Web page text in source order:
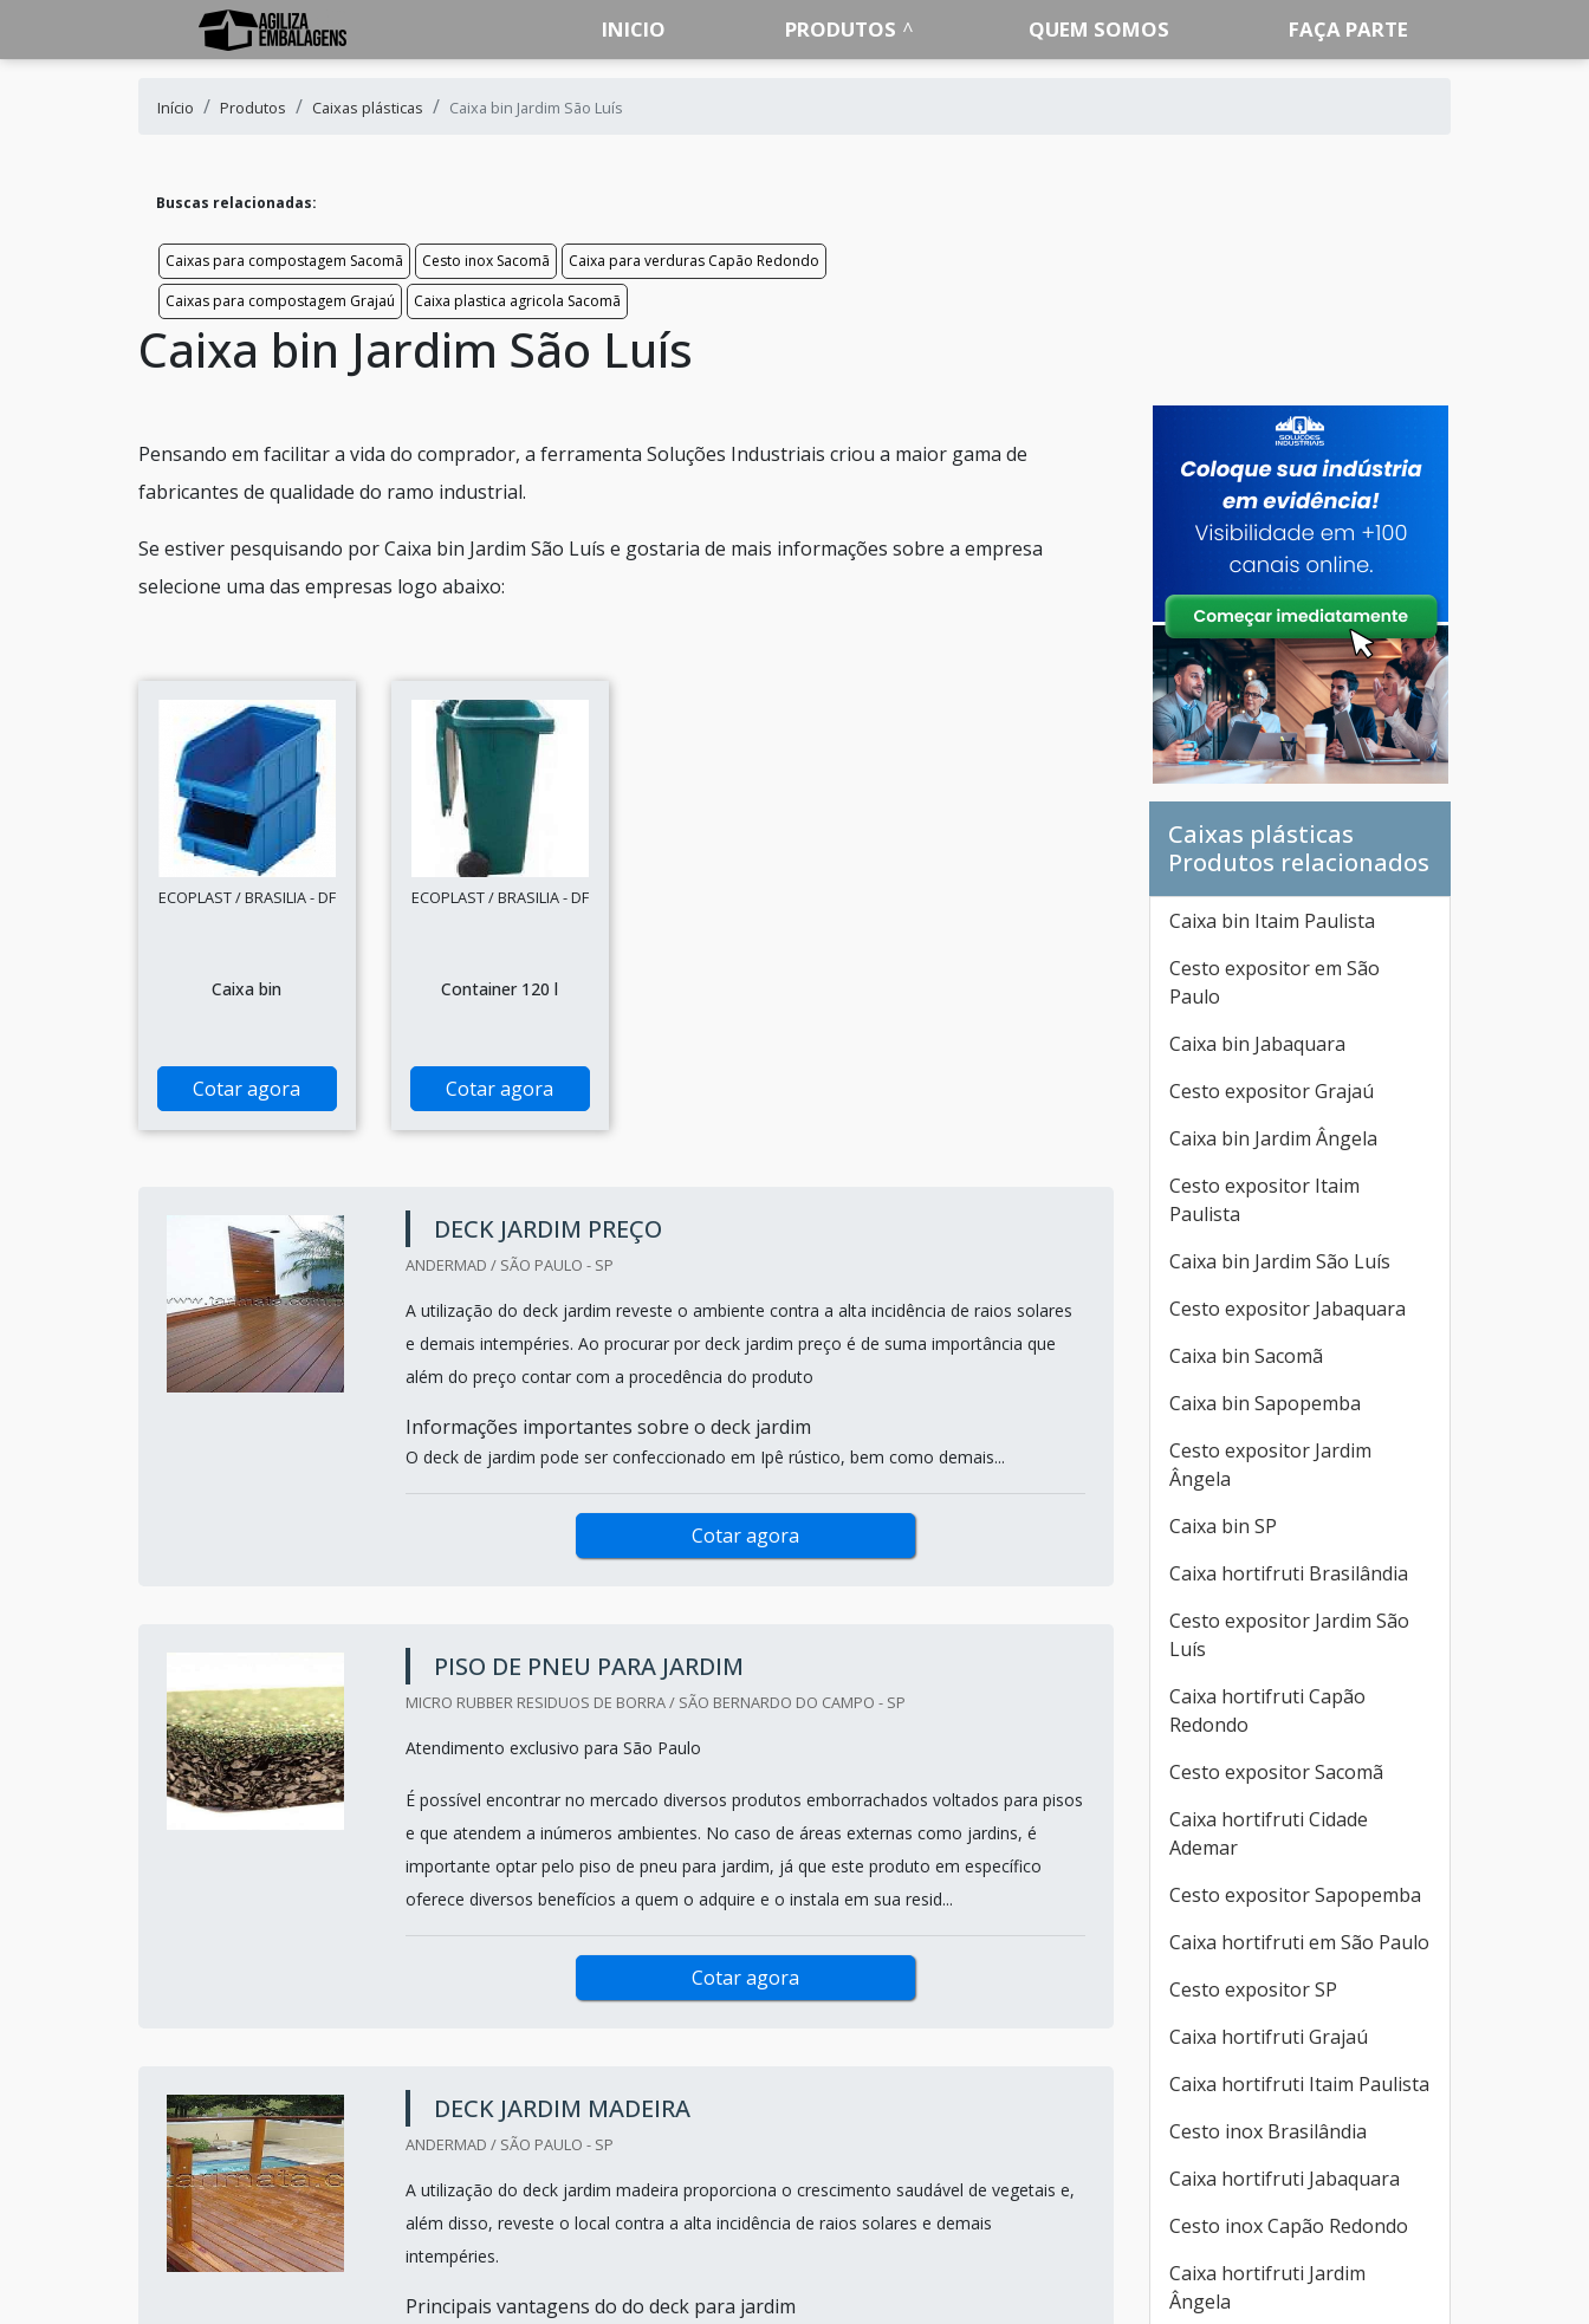
INICIO PRODUTOS QUEM SOMOS FAÇA PARTE
Início Produtos Caixas plásticas Caixa bin Jardim São Luís
Buscas relacionadas:
Caixas para compostagem Sacomã Cesto inox Sacomã
Caixa para verduras Capão Redondo
Caixas para compostagem Grajaú
Caixa plastica agricola Sacomã
Caixa bin Jardim São Luís
Pensando em facilitar a vida do comprador, a ferramenta Soluções Industriais criou a maior gama de
fabricantes de qualidade do ramo industrial.
Se estiver pesquisando por Caixa bin Jardim São Luís e gostaria de mais informações sobre a empresa
selecione uma das empresas logo abaixo:
ECOPLAST / BRASILIA - DF
Caixa bin
Cotar agora
ECOPLAST / BRASILIA - DF
Container 120 l
Cotar agora
DECK JARDIM PREÇO
ANDERMAD / SÃO PAULO - SP
A utilização do deck jardim reveste o ambiente contra a alta incidência de raios solares
e demais intempéries. Ao procurar por deck jardim preço é de suma importância que
além do preço contar com a procedência do produto
Informações importantes sobre o deck jardim
O deck de jardim pode ser confeccionado em Ipê rústico, bem como demais...
Cotar agora
PISO DE PNEU PARA JARDIM
MICRO RUBBER RESIDUOS DE BORRA / SÃO BERNARDO DO CAMPO - SP
Atendimento exclusivo para São Paulo
É possível encontrar no mercado diversos produtos emborrachados voltados para pisos
e que atendem a inúmeros ambientes. No caso de áreas externas como jardins, é
importante optar pelo piso de pneu para jardim, já que este produto em específico
oferece diversos benefícios a quem o adquire e o instala em sua resid...
Cotar agora
DECK JARDIM MADEIRA
ANDERMAD / SÃO PAULO - SP
A utilização do deck jardim madeira proporciona o crescimento saudável de vegetais e,
além disso, reveste o local contra a alta incidência de raios solares e demais
intempéries.
Principais vantagens do do deck para jardim
Caixas plásticas
Produtos relacionados
Caixa bin Itaim Paulista
Cesto expositor em São
Paulo
Caixa bin Jabaquara
Cesto expositor Grajaú
Caixa bin Jardim Ângela
Cesto expositor Itaim
Paulista
Caixa bin Jardim São Luís
Cesto expositor Jabaquara
Caixa bin Sacomã
Caixa bin Sapopemba
Cesto expositor Jardim
Ângela
Caixa bin SP
Caixa hortifruti Brasilândia
Cesto expositor Jardim São
Luís
Caixa hortifruti Capão
Redondo
Cesto expositor Sacomã
Caixa hortifruti Cidade
Ademar
Cesto expositor Sapopemba
Caixa hortifruti em São Paulo
Cesto expositor SP
Caixa hortifruti Grajaú
Caixa hortifruti Itaim Paulista
Cesto inox Brasilândia
Caixa hortifruti Jabaquara
Cesto inox Capão Redondo
Caixa hortifruti Jardim
Ângela